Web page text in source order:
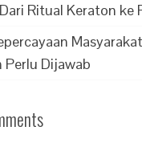
Ritual Keraton ke
Perlu Dijawab